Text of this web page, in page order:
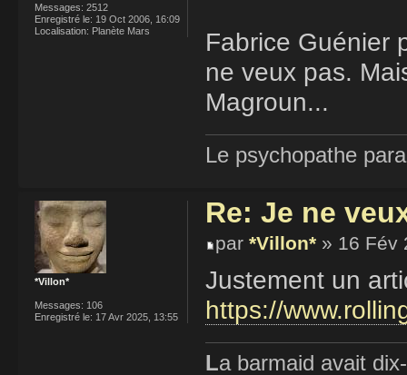
Fabrice Guénier
ne veux pas.
Magroun...
Le psychopathe
Messages: 2512
Enregistré le: 19 Oct 2006, 16:09
Localisation: Planète Mars
Re: Je ne
par *Villon* » 16 Fév
Justement un
https://
La barmaid avait
*Villon*
Messages: 106
Enregistré le: 17 Avr 2025, 13:55